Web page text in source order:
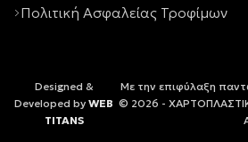
Πολιτική Ασφαλείας Τροφίμων
Designed &
Developed byWEB
TITANS
Με την επιφύλαξη
© 2026 -